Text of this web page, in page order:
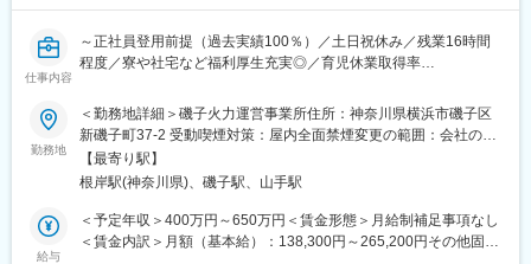
（4） 各拠点の合格者である先輩が、試験傾向や面接対策まで手
厚くサポート。
◎ J-POWERグループの安定性
環境配慮型の循環社会を目指した事業を展開しています。
変更の範囲：会社の定める業務
▼16:00打ち合わせ、社内会議 他
▼17:00頃 退社
■就業環境について：
◇平均残業16時間
◇土日祝休み／年間休日123日
◇平均の有給休暇取得日数19.6日
◇育児休業取得率100％（2024年度実績）
＊社員の健康と充実した生活に配慮した生産性の高い職場の実現
のために「時間外労働、有給取得の見える化」や「No残業デーの
仕事内容
～正社員登用前提（過去実績100％）／土日祝休み／残業16時間
程度／寮や社宅など福利厚生充実◎／育児休業取得率
備運営のすべてを担う会社です／プライム上場で日本有数の電力
会社である電源開発株式会社の100％子会社～
■業務概要：
同社の管理する火力発電プラントの建築関係（煙突、サイロ、倉
庫、事務所といった建物全般）の点検・保守計画の立案から、補
修・新設工事の管理・実施、関係部署・機関との調整を担当しま
勤務地
＜勤務地詳細＞磯子火力運営事業所住所：神奈川県横浜市磯子区
新磯子町37-2 受動喫煙対策：屋内全面禁煙変更の範囲：会社の定
める事業所
【最寄り駅】
根岸駅(神奈川県)、磯子駅、山手駅
給与
＜予定年収＞400万円～650万円＜賃金形態＞月給制補足事項なし
＜賃金内訳＞月額（基本給）：138,300円～265,200円その他固定